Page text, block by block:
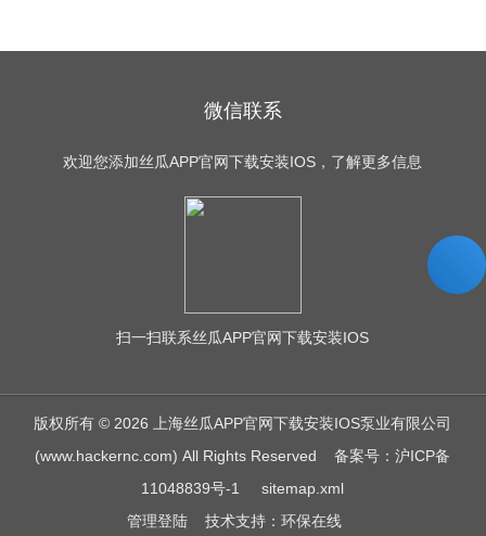
微信联系
欢迎您添加丝瓜APP官网下载安装IOS，了解更多信息
扫一扫联系丝瓜APP官网下载安装IOS
版权所有 © 2026 上海丝瓜APP官网下载安装IOS泵业有限公司
(www.hackernc.com) All Rights Reserved备案号：沪ICP备
11048839号-1
sitemap.xml
管理登陆技术支持： 环保在线